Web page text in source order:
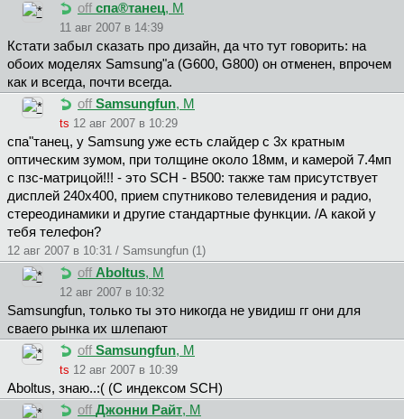
off cпa®тaнeц, М
11 авг 2007 в 14:39
Кстати забыл сказать про дизайн, да что тут говорить: на
обоих моделях Samsung"a (G600, G800) он отменен, впрочем
как и всегда, почти всегда.
off Samsungfun, М
ts 12 авг 2007 в 10:29
cпa"тaнeц, у Samsung уже есть слайдер с 3х кратным
оптическим зумом, при толщине около 18мм, и камерой 7.4мп
с пзс-матрицой!!! - это SCH - B500: также там присутствует
дисплей 240х400, прием спутниково телевидения и радио,
стереодинамики и другие стандартные функции. /А какой у
тебя телефон?
12 авг 2007 в 10:31 / Samsungfun (1)
off Aboltus, М
12 авг 2007 в 10:32
Samsungfun, только ты это никогда не увидиш гг они для
сваего рынка их шлепают
off Samsungfun, М
ts 12 авг 2007 в 10:39
Aboltus, знаю..:( (С индексом SCH)
off Джoнни Paйт, М